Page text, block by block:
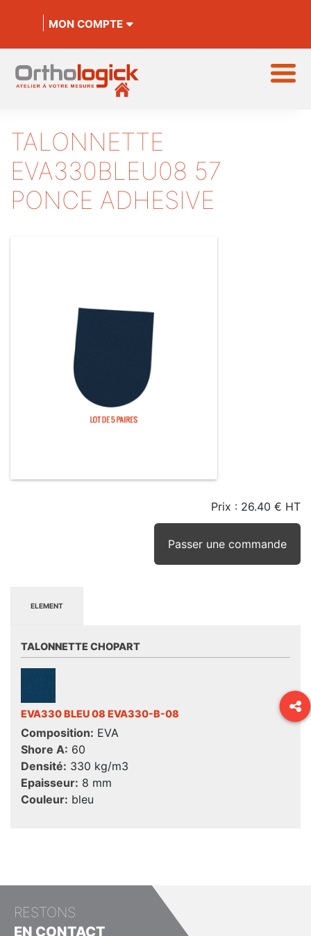
MON COMPTE
TALONNETTE
EVA330BLEU08 57
PONCE ADHESIVE
STOCK
Prix : 26.40 € HT
Passer une commande
ELEMENT
TALONNETTE CHOPART
EVA330 BLEU 08 EVA330-B-08
Composition: EVA
Shore A: 60
Densité: 330 kg/m3
Epaisseur: 8 mm
Couleur: bleu
RESTONS
EN CONTACT